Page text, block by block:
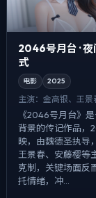
2046号月台 ·
式
电影 2025
主演： 金高银、王景
《2046号月台》
背景的传记作品，
映，由魏德圣执导
王景春、安藤樱等
克制，关键场面反
托情绪，冲...